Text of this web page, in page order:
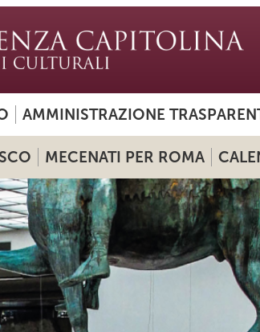
AMMINISTRAZIONE
MECENATI PER ROMA